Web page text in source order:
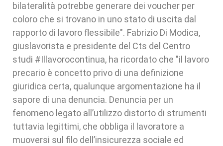
bilateralità potrebbe generare dei voucher per
coloro che si trovano in uno stato di uscita dal
rapporto di lavoro flessibile". Fabrizio Di Modica,
giuslavorista e presidente del Cts del Centro
studi #Illavorocontinua, ha ricordato che "il lavoro
precario è concetto privo di una definizione
giuridica certa, qualunque argomentazione ha il
sapore di una denuncia. Denuncia per un
fenomeno legato all’utilizzo distorto di strumenti
tuttavia legittimi, che obbliga il lavoratore a
muoversi sul filo dell’insicurezza sociale ed